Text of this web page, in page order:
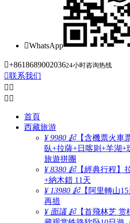
WhatsApp
+861868900203624小时咨询热线
联系我们
 
 
首頁
西藏旅游
¥ 9980 起【含機票火車
臥+拉薩+日喀则+羊湖+
旅遊拼團
¥ 8380 起【經典行程】
+納木錯 11天
¥ 13980 起【阿里轉山
再措
¥ 面議 起【首飛林芝 赏